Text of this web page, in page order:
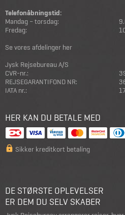
Telefonåbningstid:
Mandag – torsdag:
Fredag:
Se vores afdelinger her
Jysk Rejsebureau A/S
CVR-nr.:
REJSEGARANTIFOND NR:
IATA nr.:
HER KAN DU BETALE MED
Sikker kreditkort betaling
DE STØRSTE OPLEVELSER
ER DEM DU SELV SKABER